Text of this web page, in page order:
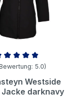
Sternen Bewertung
5.0)
Westside
Jacke darknavy